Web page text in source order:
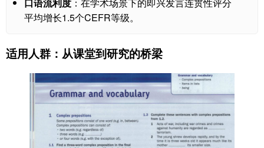
平均增长1.5个CEFR等级。
适用人群：从课堂到研究的桥梁